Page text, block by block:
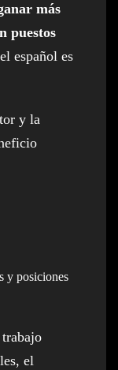
más
puestos
español es
y la
y posiciones
el